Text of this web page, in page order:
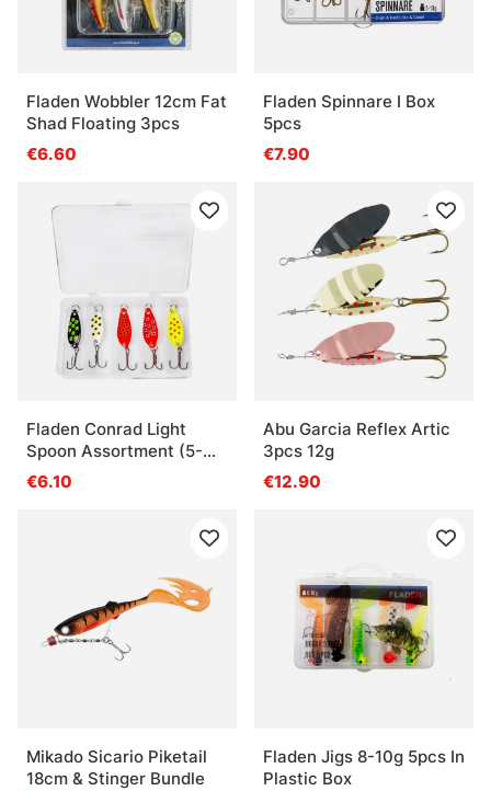
Fladen Wobbler 12cm Fat
Shad Floating 3pcs
€6.60
Fladen Spinnare I Box
5pcs
€7.90
Fladen Conrad Light
Spoon Assortment (5-
pack) - 5g 38mm
€6.10
Abu Garcia Reflex Artic
3pcs 12g
€12.90
Mikado Sicario Piketail
18cm & Stinger Bundle
Fladen Jigs 8-10g 5pcs In
Plastic Box